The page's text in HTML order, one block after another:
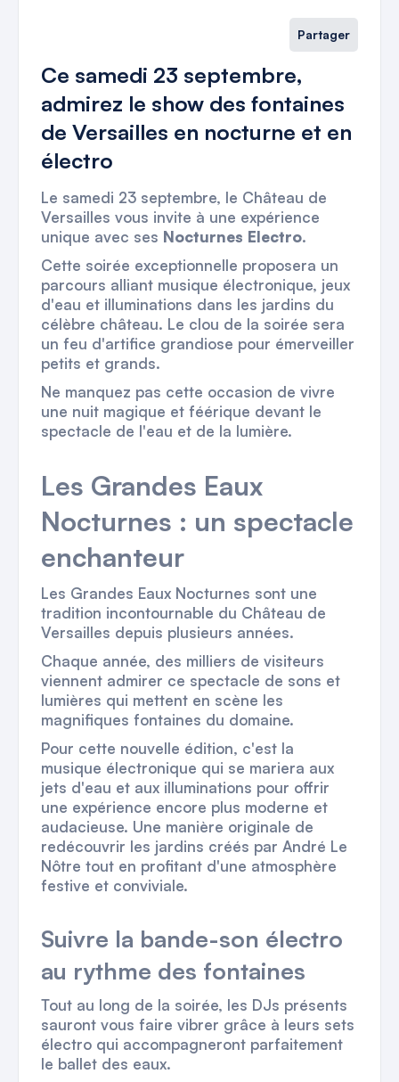
Partager
Ce samedi 23 septembre,
admirez le show des fontaines
de Versailles en nocturne et en
électro
Le samedi 23 septembre, le Château de
Versailles vous invite à une expérience
unique avec ses Nocturnes Electro.
Cette soirée exceptionnelle proposera un
parcours alliant musique électronique, jeux
d'eau et illuminations dans les jardins du
célèbre château. Le clou de la soirée sera
un feu d'artifice grandiose pour émerveiller
petits et grands.
Ne manquez pas cette occasion de vivre
une nuit magique et féérique devant le
spectacle de l'eau et de la lumière.
Les Grandes Eaux
Nocturnes : un spectacle
enchanteur
Les Grandes Eaux Nocturnes sont une
tradition incontournable du Château de
Versailles depuis plusieurs années.
Chaque année, des milliers de visiteurs
viennent admirer ce spectacle de sons et
lumières qui mettent en scène les
magnifiques fontaines du domaine.
Pour cette nouvelle édition, c'est la
musique électronique qui se mariera aux
jets d'eau et aux illuminations pour offrir
une expérience encore plus moderne et
audacieuse. Une manière originale de
redécouvrir les jardins créés par André Le
Nôtre tout en profitant d'une atmosphère
festive et conviviale.
Suivre la bande-son électro
au rythme des fontaines
Tout au long de la soirée, les DJs présents
sauront vous faire vibrer grâce à leurs sets
électro qui accompagneront parfaitement
le ballet des eaux.